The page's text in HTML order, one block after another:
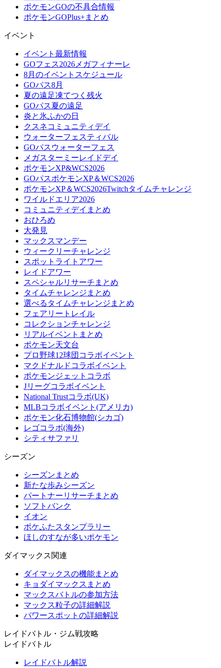
ポケモンGOの不具合情報
ポケモンGOPlus+まとめ
イベント
イベント最新情報
GOフェス2026メガフィナーレ
8月のイベントスケジュール
GOパス8月
夏の遠足凍てつく残火
GOパス夏の遠足
炎と氷ふかの日
クスネコミュニティデイ
ウォーターフェスティバル
GOパスウォーターフェス
メガスターミーレイドデイ
ポケモンXP&WCS2026
GOパスポケモンXP＆WCS2026
ポケモンXP＆WCS2026Twitchタイムチャレンジ
ワイルドエリア2026
コミュニティデイまとめ
おひろめ
大発見
マックスマンデー
ウィークリーチャレンジ
スポットライトアワー
レイドアワー
スペシャルリサーチまとめ
タイムチャレンジまとめ
選べるタイムチャレンジまとめ
フェアリートレイル
コレクションチャレンジ
リアルイベントまとめ
ポケモン天文台
プロ野球12球団コラボイベント
マクドナルドコラボイベント
ポケモンジェットコラボ
Jリーグコラボイベント
National Trustコラボ(UK)
MLBコラボイベント(アメリカ)
ポケモン化石博物館(シカゴ)
レゴコラボ(海外)
シティサファリ
シーズン
シーズンまとめ
新たな歩みシーズン
パートナーリサーチまとめ
ソフトバンク
イオン
ポケふたスタンプラリー
ほしのすなが多いポケモン
ダイマックス関連
ダイマックスの機能まとめ
キョダイマックスまとめ
マックスバトルの参加方法
マックス粒子の詳細解説
パワースポットの詳細解説
レイドバトル・ジム戦攻略
レイドバトル
レイドバトル解説